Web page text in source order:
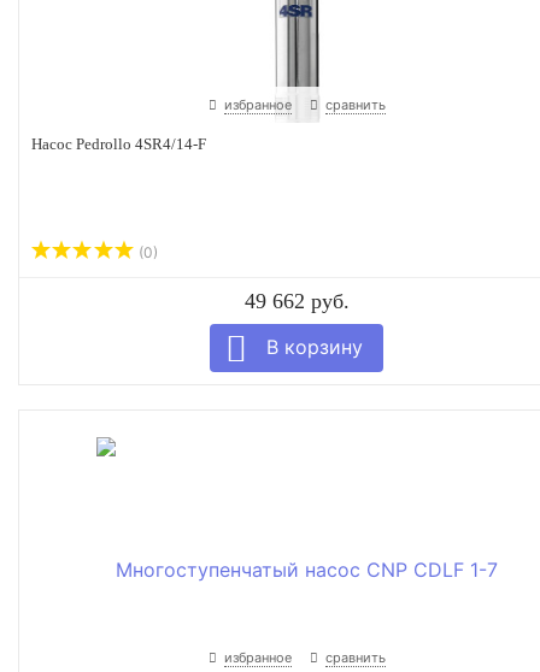
избранное сравнить
Насос Pedrollo 4SR4/14-F
(0)
49 662 руб.
избранное сравнить